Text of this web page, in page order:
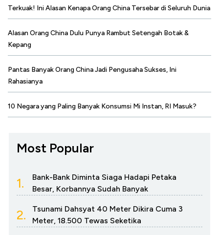
Terkuak! Ini Alasan Kenapa Orang China Tersebar di Seluruh Dunia
Alasan Orang China Dulu Punya Rambut Setengah Botak &
Kepang
Pantas Banyak Orang China Jadi Pengusaha Sukses, Ini
Rahasianya
10 Negara yang Paling Banyak Konsumsi Mi Instan, RI Masuk?
Most Popular
1.
Bank-Bank Diminta Siaga Hadapi Petaka
Besar, Korbannya Sudah Banyak
2.
Tsunami Dahsyat 40 Meter Dikira Cuma 3
Meter, 18.500 Tewas Seketika